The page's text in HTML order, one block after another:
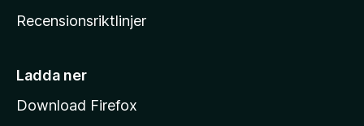
m
i
a
Recensionsriktlinjer
Ladda ner
Download Firefox